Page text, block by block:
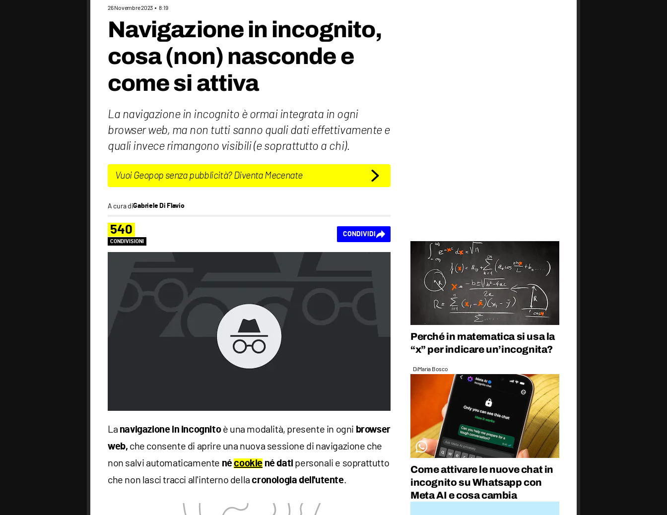
26 Novembre 2023 8:19
Navigazione in incognito,
cosa (non) nasconde e
come si attiva
La navigazione in incognito è ormai integrata in ogni
browser web, ma non tutti sanno quali dati effettivamente e
quali invece rimangono visibili (e soprattutto a chi).
Vuoi Geopop senza pubblicità? Diventa Mecenate
A cura diGabriele Di Flavio
540
CONDIVISIONI
CONDIVIDI
La navigazione in incognitoè una modalità, presente in ogni browser
web, che consente di aprire una nuova sessione di navigazione che
non salvi automaticamente nécookie né dati personali e soprattutto
che non lasci tracci all'interno dellacronologia dell'utente.
Perché in matematica si usa la
“x” per indicare un’incognita?
DiMaria Bosco
Come attivare le nuove chat in
incognito su Whatsapp con
Meta AI e cosa cambia